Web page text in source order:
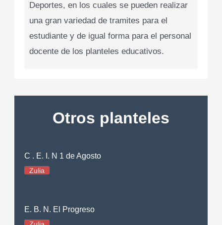
Deportes, en los cuales se pueden realizar
una gran variedad de tramites para el
estudiante y de igual forma para el personal
docente de los planteles educativos.
Otros planteles
C . E. I. N 1 de Agosto
Zulia
E. B. N. El Progreso